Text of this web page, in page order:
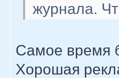
журнала.
Самое время
Хорошая